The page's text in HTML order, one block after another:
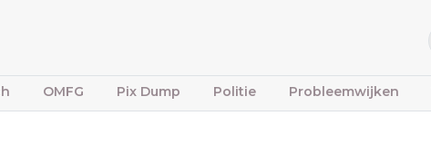
OMFG Pix Dump Politie Probleemwijken